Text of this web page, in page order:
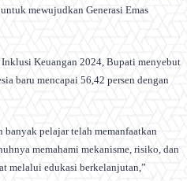
mewujudkan Generasi Emas
Keuangan 2024, Bupati menyebut
baru mencapai 56,42 persen dengan
pelajar telah memanfaatkan
memahami mekanisme, risiko, dan
melalui edukasi berkelanjutan,”